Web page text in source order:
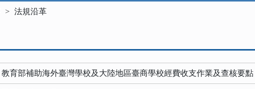
法規沿革
教育部補助海外臺灣學校及大陸地區臺商學校經費收支作業及查核要點